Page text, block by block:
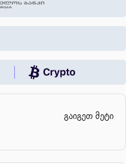
გაიგეთ მეტი